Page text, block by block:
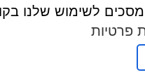
לשימוש שלנו
פרטיות